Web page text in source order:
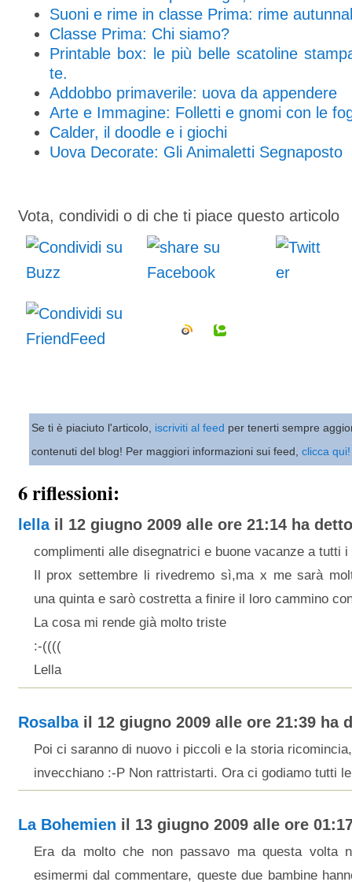
Suoni e rime in classe Prima: rime
Classe Prima: Chi siamo?
Printable box: le più belle scatoline
te.
Addobbo primaverile: uova da appendere
Arte e Immagine: Folletti e gnomi con le
Calder, il doodle e i giochi
Uova Decorate: Gli Animaletti Segnaposto
Vota, condividi o di che ti piace questo articolo
Se ti è piaciuto l'articolo, iscriviti al feed per tenerti sempre
contenuti del blog! Per maggiori informazioni sui feed, clicca qui!
6 riflessioni:
lellail 12 giugno 2009 alle ore 21:14 ha
complimenti alle disegnatrici e buone vacanze a tutti i
Il prox settembre li rivedremo sì,ma x me sarà
una quinta e sarò costretta a finire il loro cammino
La cosa mi rende già molto triste
:-((((
Lella
Rosalbail 12 giugno 2009 alle ore 21:39 ha
Poi ci saranno di nuovo i piccoli e la storia
invecchiano :-P Non rattristarti. Ora ci godiamo tutti
La Bohemien il 13 giugno 2009 alle ore
Era da molto che non passavo ma questa volta
esimermi dal commentare, queste due bambine